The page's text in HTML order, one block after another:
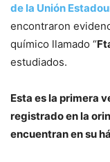
de la Unión
encontraron
químico llamado “
estudiados.
Esta es la primera
registrado en la
encuentran en su